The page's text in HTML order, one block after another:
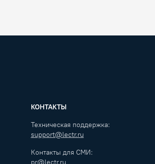
КОНТАКТЫ
Техническая поддержка:
support@lectr.ru
Контакты для СМИ: